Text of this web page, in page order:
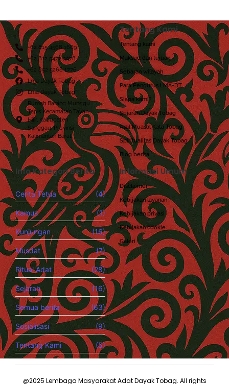
+62 815 4568 1669
+62 812 5472 3978
+62 852 5268 1776
Lma Dayak Tobag
Lma Dayak Tobag
Rumah Batang Munggu
Tapis Kecamatan Tayan
Hilir, Kabupaten
Sanggau, Provinsi
Kalimantan Barat.
Tentang Kami
Tentang kami
Maksud dan tujuan
Sebaran wilayah
Para Pengurus LMA-DT
Siapa kami?
Sejarah Dayak Tobag
Asal Muasal Kata Tobag
Spiritualitas Dayak Tobag
Blog berita
Info Kategori Berita
Cerita Tetua (4)
Kamus (1)
Kunjungan (16)
Musdat (7)
Ritual Adat (28)
Sejarah (16)
Semua berita (63)
Sosialisasi (9)
Tentang Kami (5)
Informasi Umum
Disclaimer
Kebijakan layanan
Kebijakan privasi
Kebijakan cookie
Galeri
@2025 Lembaga Masyarakat Adat Dayak Tobag. All rights